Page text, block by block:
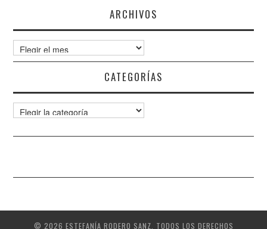
ARCHIVOS
Archivos
CATEGORÍAS
Categorías
© 2026 ESTEFANÍA RODERO SANZ. TODOS LOS DERECHOS